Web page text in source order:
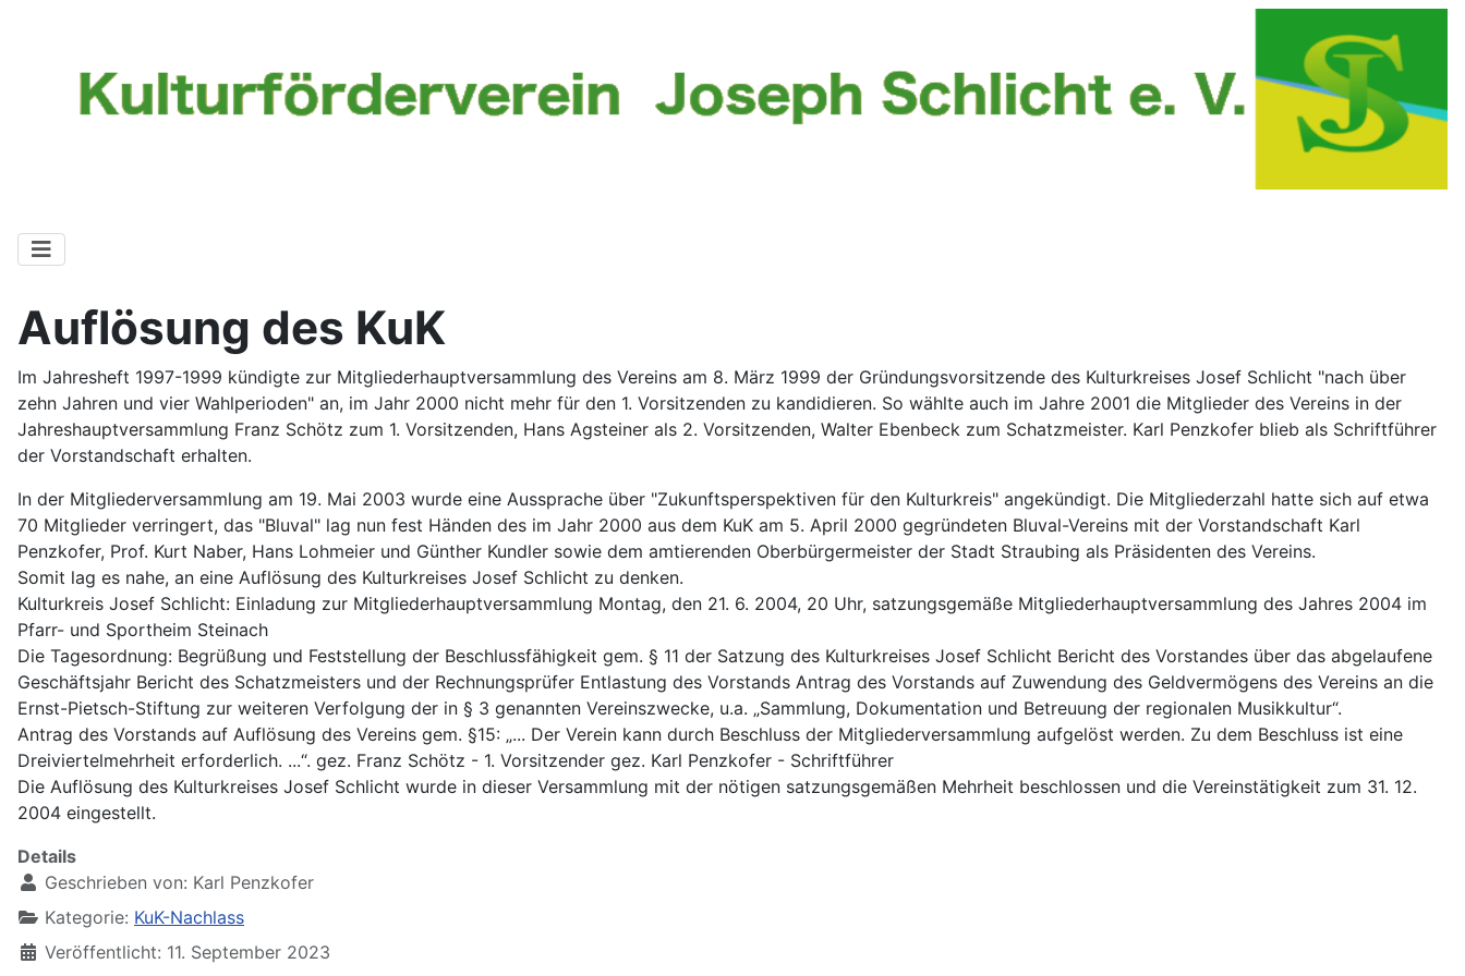
Auflösung des KuK
Im Jahresheft 1997-1999 kündigte zur Mitgliederhauptversammlung des Vereins am 8. März 1999 der Gründungsvorsitzende des Kulturkreises Josef Schlicht "nach über
zehn Jahren und vier Wahlperioden" an, im Jahr 2000 nicht mehr für den 1. Vorsitzenden zu kandidieren. So wählte auch im Jahre 2001 die Mitglieder des Vereins in der
Jahreshauptversammlung Franz Schötz zum 1. Vorsitzenden, Hans Agsteiner als 2. Vorsitzenden, Walter Ebenbeck zum Schatzmeister. Karl Penzkofer blieb als Schriftführer
der Vorstandschaft erhalten.
In der Mitgliederversammlung am 19. Mai 2003 wurde eine Aussprache über "Zukunftsperspektiven für den Kulturkreis" angekündigt. Die Mitgliederzahl hatte sich auf etwa
70 Mitglieder verringert, das "Bluval" lag nun fest Händen des im Jahr 2000 aus dem KuK am 5. April 2000 gegründeten Bluval-Vereins mit der Vorstandschaft Karl
Penzkofer, Prof. Kurt Naber, Hans Lohmeier und Günther Kundler sowie dem amtierenden Oberbürgermeister der Stadt Straubing als Präsidenten des Vereins.
Somit lag es nahe, an eine Auflösung des Kulturkreises Josef Schlicht zu denken.
Kulturkreis Josef Schlicht: Einladung zur Mitgliederhauptversammlung Montag, den 21. 6. 2004, 20 Uhr, satzungsgemäße Mitgliederhauptversammlung des Jahres 2004 im
Pfarr- und Sportheim Steinach
Die Tagesordnung: Begrüßung und Feststellung der Beschlussfähigkeit gem. § 11 der Satzung des Kulturkreises Josef Schlicht Bericht des Vorstandes über das abgelaufene
Geschäftsjahr Bericht des Schatzmeisters und der Rechnungsprüfer Entlastung des Vorstands Antrag des Vorstands auf Zuwendung des Geldvermögens des Vereins an die
Ernst-Pietsch-Stiftung zur weiteren Verfolgung der in § 3 genannten Vereinszwecke, u.a. „Sammlung, Dokumentation und Betreuung der regionalen Musikkultur“.
Antrag des Vorstands auf Auflösung des Vereins gem. §15: „... Der Verein kann durch Beschluss der Mitgliederversammlung aufgelöst werden. Zu dem Beschluss ist eine
Dreiviertelmehrheit erforderlich. ...“. gez. Franz Schötz - 1. Vorsitzender gez. Karl Penzkofer - Schriftführer
Die Auflösung des Kulturkreises Josef Schlicht wurde in dieser Versammlung mit der nötigen satzungsgemäßen Mehrheit beschlossen und die Vereinstätigkeit zum 31. 12.
2004 eingestellt.
Details
Geschrieben von: Karl Penzkofer
Kategorie: KuK-Nachlass
Veröffentlicht: 11. September 2023